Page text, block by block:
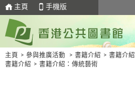
主頁 手機版
主頁 > 參與推廣活動 > 書籍介紹 > 書籍介紹
書籍介紹 > 書籍介紹：傳統藝術